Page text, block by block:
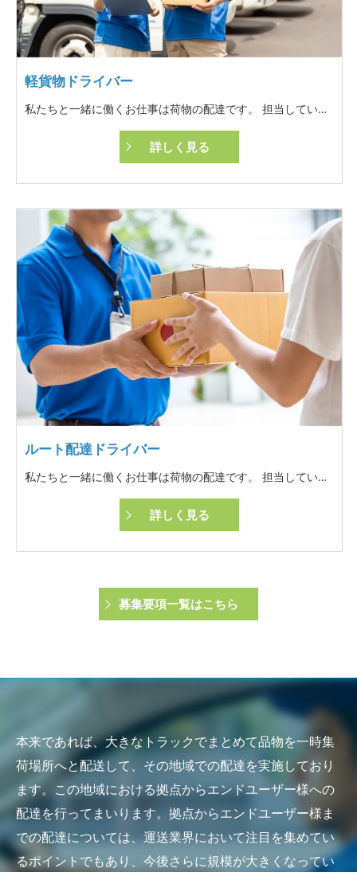
軽貨物ドライバー
私たちと一緒に働くお仕事は荷物の配達です。 担当していただくエリアは決まっておりますので、経験を積んでいけば仕事をしやすい環境となっております。
詳しく見る
ルート配達ドライバー
私たちと一緒に働くお仕事は荷物の配達です。 担当していただくエリアは決まっておりますので、経験を積んでいけば仕事をしやすい環境となっております。
詳しく見る
募集要項一覧はこちら
本来であれば、大きなトラックでまとめて品物を一時集
荷場所へと配送して、その地域での配達を実施しており
ます。この地域における拠点からエンドユーザー様への
配達を行ってまいります。拠点からエンドユーザー様ま
での配達については、運送業界において注目を集めてい
るポイントでもあり、今後さらに規模が大きくなってい